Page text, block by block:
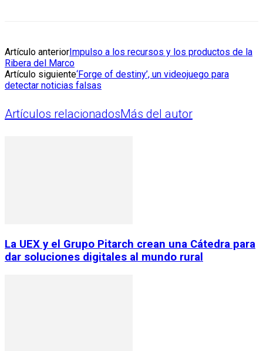
Artículo anteriorImpulso a los recursos y los productos de la
Ribera del Marco
Artículo siguiente‘Forge of destiny’, un videojuego para
detectar noticias falsas
Artículos relacionadosMás del autor
La UEX y el Grupo Pitarch crean una Cátedra para
dar soluciones digitales al mundo rural